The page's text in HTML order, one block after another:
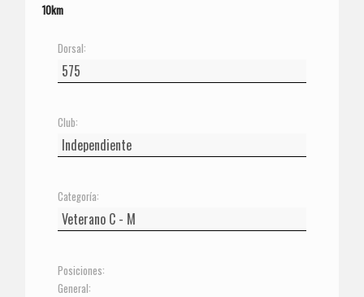
10km
Dorsal:
Club:
Categoría:
Posiciones:
General: